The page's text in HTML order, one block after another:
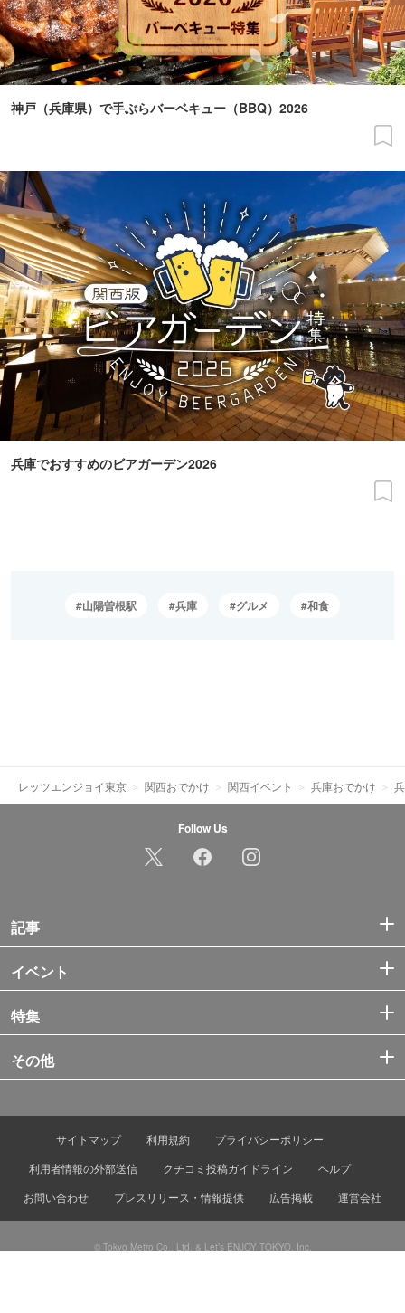
神戸（兵庫県）で手ぶらバーベキュー（BBQ）2026
兵庫でおすすめのビアガーデン2026
山陽曽根駅 兵庫 グルメ 和食
レッツエンジョイ東京 関西おでかけ 関西イベント 兵庫おでかけ
Follow Us
記事
イベント
特集
その他
サイトマップ 利用規約
プライバシーポリシー
利用者情報の外部送信
クチコミ投稿ガイドライン
ヘルプ
お問い合わせ
プレスリリース・情報提供 広告掲載 運営会社
© Tokyo Metro Co., Ltd. & Let’s ENJOY TOKYO, Inc.